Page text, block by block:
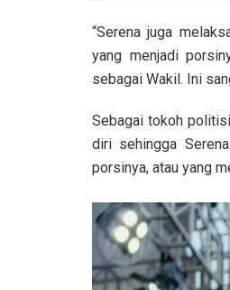
“Serena juga
yang menjadi
sebagai Wakil. Ini
Sebagai tokoh
diri sehingga
porsinya, atau yang